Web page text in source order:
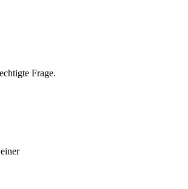
Frage.